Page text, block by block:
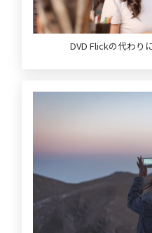
DVD Flickの代わり